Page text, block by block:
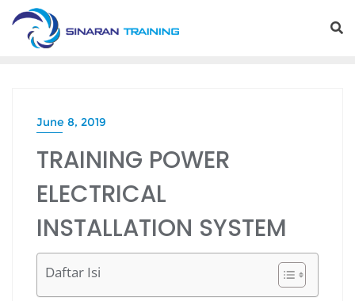
Skip
content
June 8, 2019
TRAINING POWER
ELECTRICAL
INSTALLATION SYSTEM
Daftar Isi